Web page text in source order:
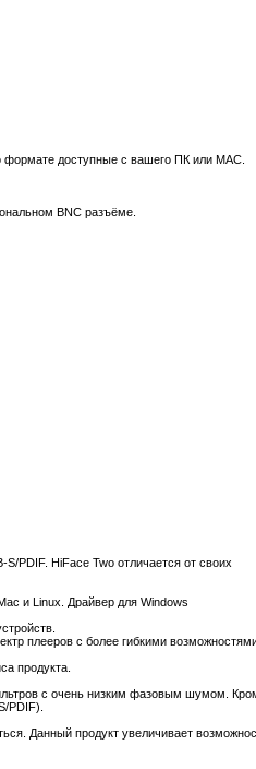
доступные с вашего ПК или MAC.
BNC разъёме.
PDIF. HiFace Two отличается от своих
и Linux. Драйвер для Windows
плееров с более гибкими
продукта.
с очень низким фазовым шумом.
PDIF).
Данный продукт увеличивает